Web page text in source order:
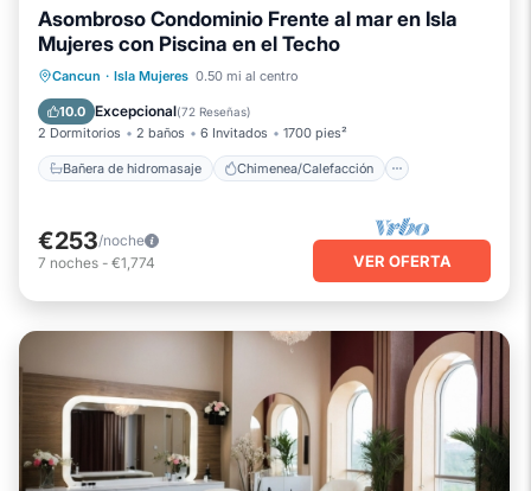
Asombroso Condominio Frente al mar en Isla
Mujeres con Piscina en el Techo
Cancun · Isla Mujeres 0.50 mi al centro
10.0 Excepcional(72 Reseñas)
2 Dormitorios 2 baños 6 Invitados 1700 pies²
Bañera de hidromasaje Chimenea/Calefacción
Bañera de hidromasaje
Chimenea/Calefacción
Vista al mar
€253/noche
7 noches - €1,774 VER OFERTA